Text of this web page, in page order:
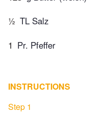
½ TL Salz
1 Pr. Pfeffer
INSTRUCTIONS
Step 1